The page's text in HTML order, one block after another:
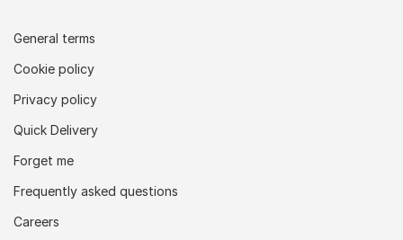
General terms
Cookie policy
Privacy policy
Quick Delivery
Forget me
Frequently asked questions
Careers